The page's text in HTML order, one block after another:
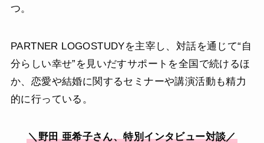
つ。
PARTNER LOGOSTUDYを主宰し、対話を通じて“自
分らしい幸せ”を見いだすサポートを全国で続けるほ
か、恋愛や結婚に関するセミナーや講演活動も精力
的に行っている。
＼野田 亜希子さん、特別インタビュー対談／